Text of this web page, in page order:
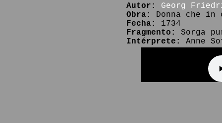
Autor:
Georg
Obra:
Donna che
Fecha:
1734
Fragmento:
Sorga
Intérprete:
Anne